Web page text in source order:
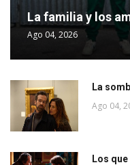
La familia y los
Ago 04, 2026
La
Ago 04,
Los